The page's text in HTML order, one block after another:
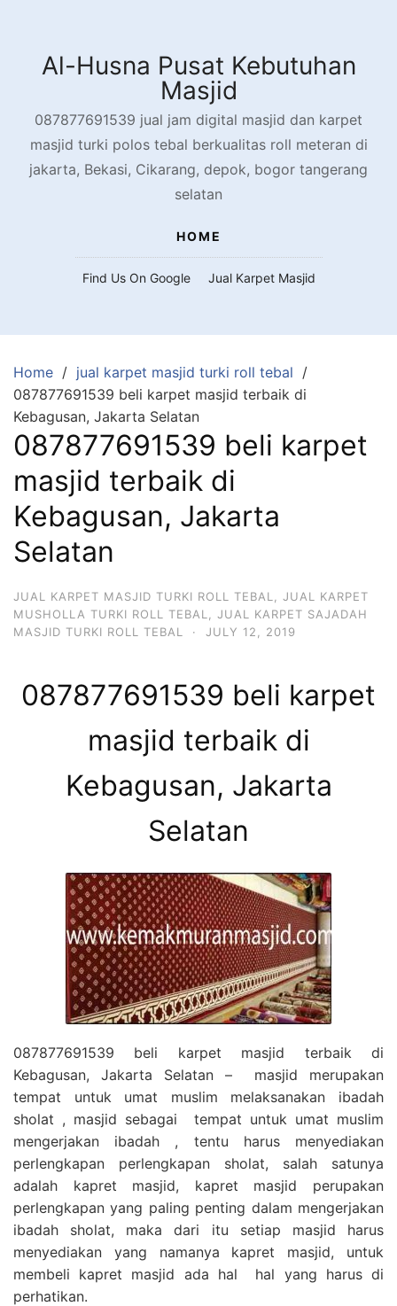
contentAl-Husna Pusat Kebutuhan
Masjid
087877691539 jual jam digital masjid dan karpet
masjid turki polos tebal berkualitas roll meteran di
jakarta, Bekasi, Cikarang, depok, bogor tangerang
selatan
HOME
Find Us On Google Jual Karpet Masjid
Home
jual karpet masjid turki roll tebal
087877691539 beli karpet masjid terbaik di
Kebagusan, Jakarta Selatan
087877691539 beli karpet
masjid terbaik di
Kebagusan, Jakarta
Selatan
JUAL KARPET MASJID TURKI ROLL TEBAL
JUAL KARPET
MUSHOLLA TURKI ROLL TEBAL
JUAL KARPET SAJADAH
MASJID TURKI ROLL TEBAL
· JULY 12, 2019
087877691539 beli karpet
masjid terbaik di
Kebagusan, Jakarta
Selatan
087877691539 beli karpet masjid terbaik di
Kebagusan, Jakarta Selatan – masjid merupakan
tempat untuk umat muslim melaksanakan ibadah
sholat , masjid sebagai tempat untuk umat muslim
mengerjakan ibadah , tentu harus menyediakan
perlengkapan perlengkapan sholat, salah satunya
adalah kapret masjid, kapret masjid perupakan
perlengkapan yang paling penting dalam mengerjakan
ibadah sholat, maka dari itu setiap masjid harus
menyediakan yang namanya kapret masjid, untuk
membeli kapret masjid ada hal hal yang harus di
perhatikan.